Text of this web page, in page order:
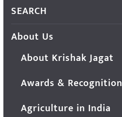
SEARCH
About Us
About Krishak Jagat
Awards & Recognition
Agriculture in India